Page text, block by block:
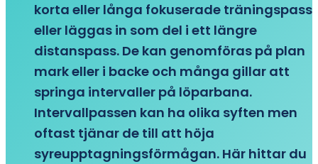
korta eller långa fokuserade träningspass
eller läggas in som del i ett längre
distanspass. De kan genomföras på plan
mark eller i backe och många gillar att
springa intervaller på löparbana.
Intervallpassen kan ha olika syften men
oftast tjänar de till att höja
syreupptagningsförmågan. Här hittar du